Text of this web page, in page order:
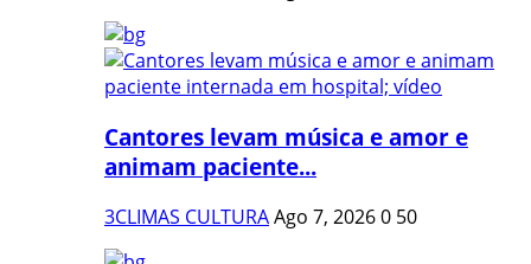
Cantores levam música e amor e
animam paciente...
3CLIMAS CULTURAAgo 7, 20260 50